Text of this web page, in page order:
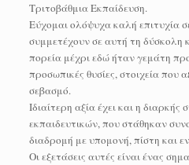
Τριτοβάθμια Εκπαίδευση.
Εύχομαι ολόψυχα καλή επιτυχία
συμμετέχουν σε αυτή τη δύσκολη
πορεία μέχρι εδώ ήταν γεμάτη
προσωπικές θυσίες, στοιχεία που
σεβασμό.
Ιδιαίτερη αξία έχει και η
εκπαιδευτικών, που στάθηκαν
διαδρομή με υπομονή, πίστη και
Οι εξετάσεις αυτές είναι ένας